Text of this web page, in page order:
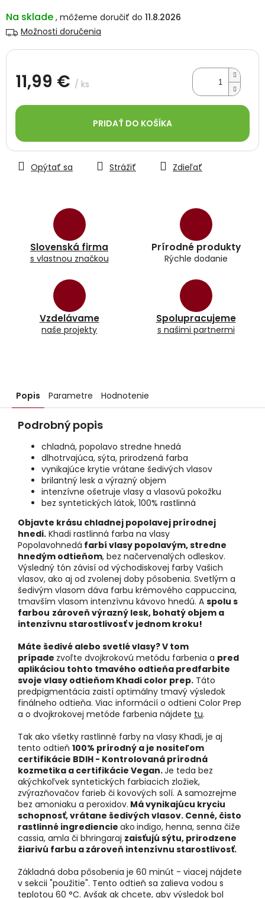
Na sklade
11.8.2026
Možnosti doručenia
11,99 € / ks
cena:
PRIDAŤ DO KOŠÍKA
Slovenská firma
s vlastnou značkou
Prírodné produkty
Rýchle dodanie
Vzdelávame
naše projekty
Spolupracujeme
s našimi partnermi
Opýtať sa Strážiť Zdieľať
z
5
Popis Parametre Hodnotenie
Podrobný popis
chladná, popolavo stredne hnedá
dlhotrvajúca, sýta, prirodzená farba
vynikajúce krytie vrátane šedivých vlasov
brilantný lesk a výrazný objem
intenzívne ošetruje vlasy a vlasovú pokožku
bez syntetických látok, 100% rastlinná
Objavte krásu chladnej popolavej prírodnej
hnedi. Khadi rastlinná farba na vlasy
Popolavohnedá farbí vlasy popolavým, stredne
hnedým odtieňom, bez načervenalých odleskov.
Výsledný tón závisí od východiskovej farby Vašich
vlasov, ako aj od zvolenej doby pôsobenia. Svetlým a
šedivým vlasom dáva farbu krémového cappuccina,
tmavším vlasom intenzívnu kávovo hnedú. A spolu s
farbou zároveň výrazný lesk, bohatý objem a
intenzívnu starostlivosť v jednom kroku!
Máte šedivé alebo svetlé vlasy? V tom
prípade zvoľte dvojkrokovú metódu farbenia a pred
aplikáciou tohto tmavého odtieňa predfarbite
svoje vlasy odtieňom Khadi color prep. Táto
predpigmentácia zaistí optimálny tmavý výsledok
finálneho odtieňa. Viac informácií o odtieni Color Prep
a o dvojkrokovej metóde farbenia nájdete tu.
Tak ako všetky rastlinné farby na vlasy Khadi, je aj
tento odtieň 100% prírodný a je nositeľom
certifikácie BDIH - Kontrolovaná prírodná
kozmetika a certifikácie Vegan.Je teda bez
akýchkoľvek syntetických farbiacich zložiek,
zvýrazňovačov farieb či kovových solí. A samozrejme
bez amoniaku a peroxidov. Má vynikajúcu kryciu
schopnosť, vrátane šedivých vlasov. Cenné, čisto
rastlinné ingrediencie ako indigo, henna, senna čiže
cassia, amla či bhringaraj zaisťujú sýtu, prirodzene
žiarivú farbu a zároveň intenzívnu starostlivosť.
Základná doba pôsobenia je 60 minút - viacej nájdete
v sekcii "použitie". Tento odtieň sa zalieva vodou s
teplotou 60 °C. Avšak ak chcete, aby výsledok bol